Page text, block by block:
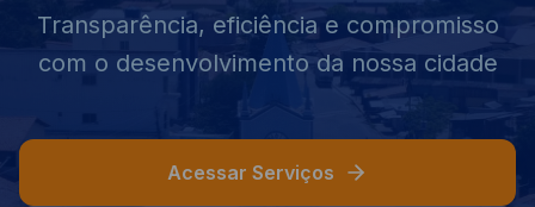
Transparência, eficiência e compromisso
com o desenvolvimento da nossa cidade
Acessar Serviços